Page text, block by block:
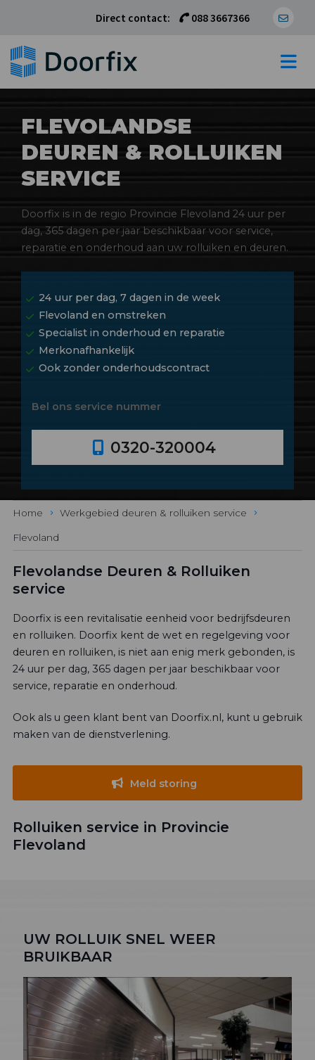
Direct contact: 088 3667366
FLEVOLANDSE
DEUREN & ROLLUIKEN
SERVICE
Doorfix is in de regio Provincie Flevoland 24 uur per
dag, 365 dagen per jaar beschikbaar voor service,
reparatie en onderhoud aan uw rolluiken en deuren.
24 uur per dag, 7 dagen in de week
Flevoland en omstreken
Specialist in onderhoud en reparatie
Merkonafhankelijk
Ook zonder onderhoudscontract
Bel ons service nummer
0320-320004
Home Werkgebied deuren & rolluiken service
Flevoland
Flevolandse Deuren & Rolluiken
service
Doorfix is een revitalisatie eenheid voor bedrijfsdeuren
en rolluiken. Doorfix kent de wet en regelgeving voor
deuren en rolluiken, is niet aan enig merk gebonden, is
24 uur per dag, 365 dagen per jaar beschikbaar voor
service, reparatie en onderhoud.
Ook als u geen klant bent van Doorfix.nl, kunt u gebruik
maken van de dienstverlening.
Meld storing
Rolluiken service in Provincie
Flevoland
UW ROLLUIK SNEL WEER
BRUIKBAAR